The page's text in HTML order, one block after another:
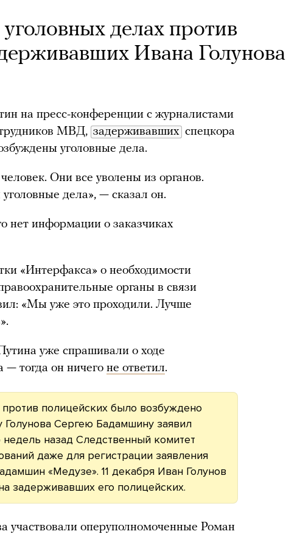
делах против
Ивана Голунова
на пресс-конференции с журналистами
МВД, задерживавших спецкора
уголовные дела.
Они все уволены из органов.
дела», — сказал он.
нет информации о заказчиках
«Интерфакса» о необходимости
органы в связи
«Мы уже это проходили. Лучше
уже спрашивали о ходе
— тогда он ничего не ответил.
против полицейских было возбуждено
Голунова Сергею Бадамшину заявил
назад Следственный комитет
даже для регистрации заявления
«Медузе». 11 декабря Иван Голунов
задерживавших его полицейских.
участвовали оперуполномоченные Роман